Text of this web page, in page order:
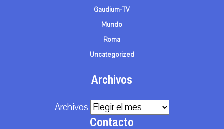
Gaudium-TV
Mundo
Roma
Uncategorized
Archivos
Archivos
Contacto